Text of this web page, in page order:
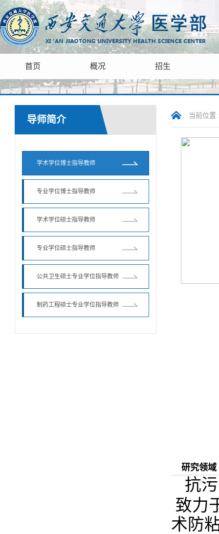
首页 概况 招生
导师简介
学术学位博士指导教师
专业学位博士指导教师
学术学位硕士指导教师
专业学位硕士指导教师
公共卫生硕士专业学位指导教师
制药工程硕士专业学位指导教师
当前位
研究领域
抗
致力
术防